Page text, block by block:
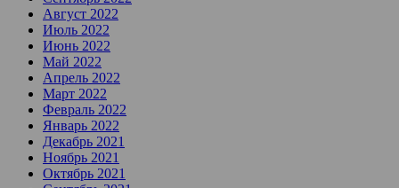
Август 2022
Июль 2022
Июнь 2022
Май 2022
Апрель 2022
Март 2022
Февраль 2022
Январь 2022
Декабрь 2021
Ноябрь 2021
Октябрь 2021